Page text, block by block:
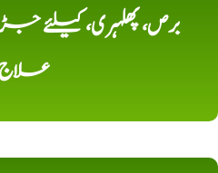
برص، پھلہری، کیلئے